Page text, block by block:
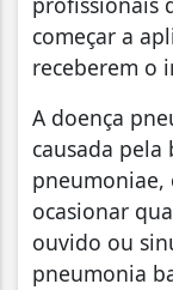
começar a
receberem o
A doença
causada pela
pneumoniae,
ocasionar
ouvido ou
pneumonia